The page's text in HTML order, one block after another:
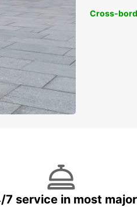
Cross-
7 service in most major